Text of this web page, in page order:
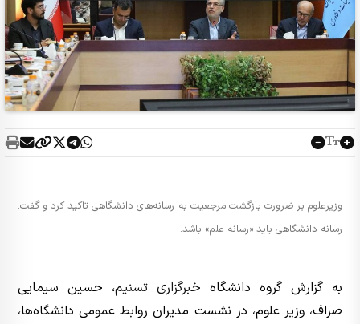
وزیرعلوم بر ضرورت بازگشت مرجعیت به رسانه‌های دانشگاهی تاکید کرد و گفت:
رسانه دانشگاهی باید «رسانه علم» باشد.
به گزارش گروه دانشگاه خبرگزاری تسنیم، حسین سیمایی
صراف، وزیر علوم، در نشست مدیران روابط عمومی دانشگاه‌ها،